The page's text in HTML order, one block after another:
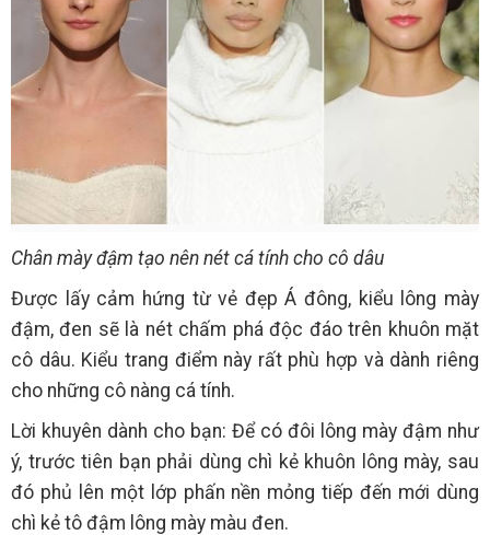
Chân mày đậm tạo nên nét cá tính cho cô dâu
Được lấy cảm hứng từ vẻ đẹp Á đông, kiểu lông mày
đậm, đen sẽ là nét chấm phá độc đáo trên khuôn mặt
cô dâu. Kiểu trang điểm này rất phù hợp và dành riêng
cho những cô nàng cá tính.
Lời khuyên dành cho bạn: Để có đôi lông mày đậm như
ý, trước tiên bạn phải dùng chì kẻ khuôn lông mày, sau
đó phủ lên một lớp phấn nền mỏng tiếp đến mới dùng
chì kẻ tô đậm lông mày màu đen.